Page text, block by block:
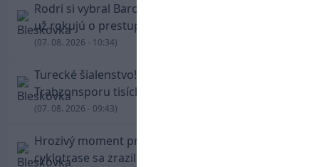
Rodri si vybral Barcelonu a odmietol Real. Kluby
už rokujú o prestupovej čiastke
(07. 08. 2026 - 10:34)
Turecké šialenstvo! Salaha vítali na štadióne
Trabzonsporu tisícky fanúšikov
(07. 08. 2026 - 09:43)
Hrozivý moment pre Zdena Cháru! Na
cyklotrase sa zrazil s bežcom